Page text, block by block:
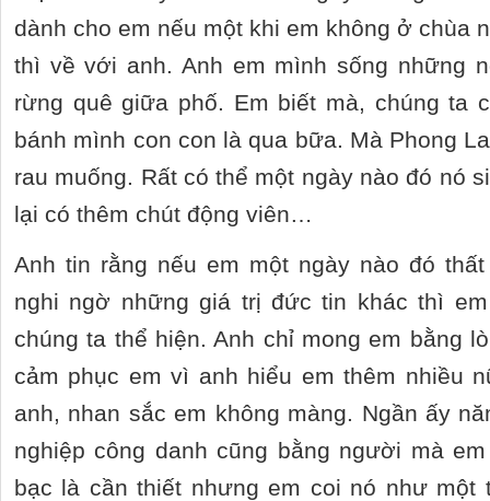
dành cho em nếu một khi em không ở chùa
thì về với anh. Anh em mình sống những
rừng quê giữa phố. Em biết mà, chúng ta
bánh mình con con là qua bữa. Mà Phong
rau muống. Rất có thể một ngày nào đó nó
lại có thêm chút động viên…
Anh tin rằng nếu em một ngày nào đó
nghi ngờ những giá trị đức tin khác thì
chúng ta thể hiện. Anh chỉ mong em bằng
cảm phục em vì anh hiểu em thêm nhiều
anh, nhan sắc em không màng. Ngần ấy
nghiệp công danh cũng bằng người mà
bạc là cần thiết nhưng em coi nó như